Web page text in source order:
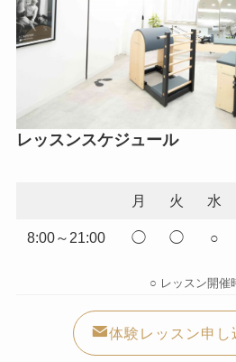
レッスンスケジュール
月 火 水
8:00～21:00 ◯ ◯ ○
○ レッスン開催
体験レッスン申し